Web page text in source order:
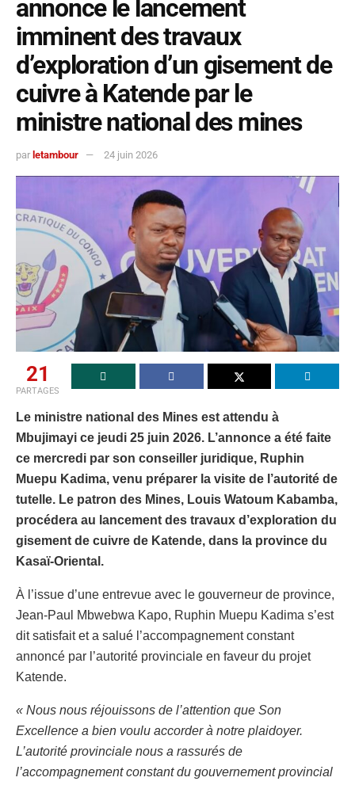
annonce le lancement
imminent des travaux
d’exploration d’un gisement de
cuivre à Katende par le
ministre national des mines
par letambour 24 juin 2026
21
PARTAGES
Le ministre national des Mines est attendu à
Mbujimayi ce jeudi 25 juin 2026. L’annonce a été faite
ce mercredi par son conseiller juridique, Ruphin
Muepu Kadima, venu préparer la visite de l’autorité de
tutelle. Le patron des Mines, Louis Watoum Kabamba,
procédera au lancement des travaux d’exploration du
gisement de cuivre de Katende, dans la province du
Kasaï-Oriental.
À l’issue d’une entrevue avec le gouverneur de province,
Jean-Paul Mbwebwa Kapo, Ruphin Muepu Kadima s’est
dit satisfait et a salué l’accompagnement constant
annoncé par l’autorité provinciale en faveur du projet
Katende.
« Nous nous réjouissons de l’attention que Son
Excellence a bien voulu accorder à notre plaidoyer.
L’autorité provinciale nous a rassurés de
l’accompagnement constant du gouvernement provincial